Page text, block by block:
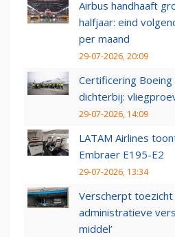
Airbus handhaaft
halfjaar: eind
per maand
29-07-2026, 20:09
Certificering
dichterbij:
29-07-2026, 14:09
LATAM Airlines
Embraer E195-E2
29-07-2026, 13:34
Verscherpt
administratieve
middel’